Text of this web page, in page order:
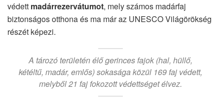
védett madárrezervátumot, mely számos madárfaj
biztonságos otthona és ma már az UNESCO Világörökség
részét képezi.
A tározó területén élő gerinces fajok (hal, hüllő,
kétéltű, madár, emlős) sokasága közül 169 faj védett,
melyből 21 faj fokozott védettséget élvez.